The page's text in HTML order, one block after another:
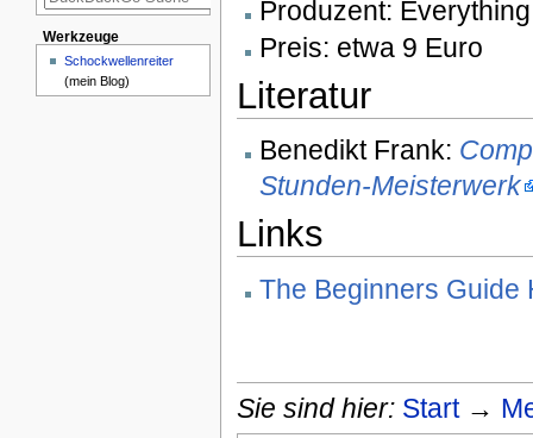
Produzent:
Preis: etwa 9 Euro
Literatur
Benedikt Frank:
Stunden-Meisterwerk
Links
The Beginners Guide
Sie sind hier: Start→
Werkzeuge
Schockwellenreiter
(mein Blog)